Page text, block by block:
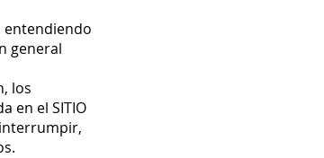
entendiendo
general
los
en el SITIO